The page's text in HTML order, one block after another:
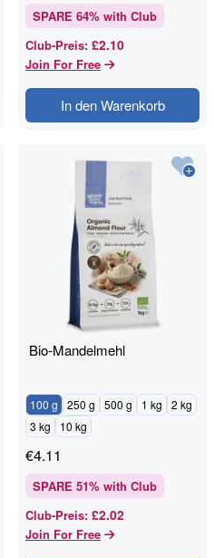
SPARE 64% with Club
Club-Preis: £2.10
Join For Free
In den Warenkorb
Bio-Mandelmehl
100 g 250 g 500 g 1 kg
2 kg
3 kg
10 kg
€4.11
SPARE 51% with Club
Club-Preis: £2.02
Join For Free